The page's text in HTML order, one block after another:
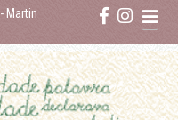
- Martin